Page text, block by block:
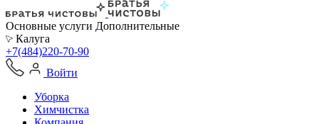
Основные услуги Дополнительные
Калуга
+7(484)220-70-90
Войти
Уборка
Химчистка